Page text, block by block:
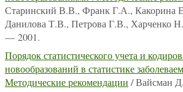
Старинский В.В., Франк Г.А., Какорина
Данилова Т.В., Петрова Г.В., Харченко
— 2001.
Порядок статистического учета и
новообразований в статистике
Методические рекомендации / Вайсман